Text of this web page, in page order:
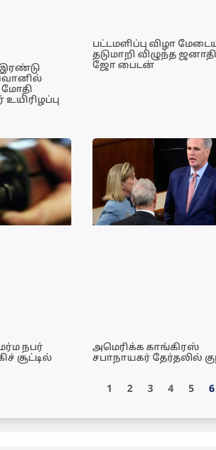
பட்டமளிப்பு விழா
தடுமாறி விழுந்த
ஜோ பைடன்
நபர்
சூட்டில்
அமெரிக்க காங்கிரஸ்
சபாநாயகர் தேர்தலில்
1 2 3 4 5 6